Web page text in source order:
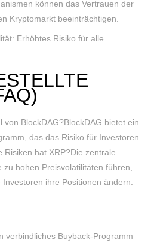
können das Vertrauen der
Kryptomarkt beeinträchtigen.
Erhöhtes Risiko für alle
von BlockDAG?BlockDAG bietet ein
das das Risiko für Investoren
Risiken hat XRP?Die zentrale
hohen Preisvolatilitäten führen,
ihre Positionen ändern.
verbindliches Buyback-Programm